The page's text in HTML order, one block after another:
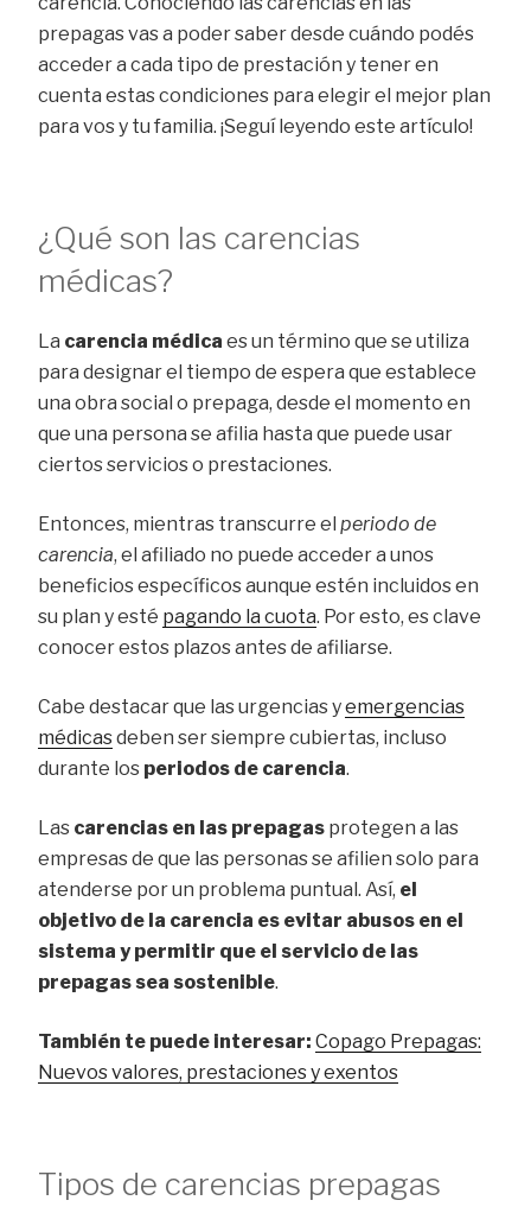
prepagas vas a poder saber desde cuándo podés
acceder a cada tipo de prestación y tener en
cuenta estas condiciones para elegir el mejor plan
para vos y tu familia. ¡Seguí leyendo este artículo!
¿Qué son las carencias
médicas?
La carencia médica es un término que se utiliza
para designar el tiempo de espera que establece
una obra social o prepaga, desde el momento en
que una persona se afilia hasta que puede usar
ciertos servicios o prestaciones.
Entonces, mientras transcurre el periodo de
carencia, el afiliado no puede acceder a unos
beneficios específicos aunque estén incluidos en
su plan y esté pagando la cuota. Por esto, es clave
conocer estos plazos antes de afiliarse.
Cabe destacar que las urgencias yemergencias
médicasdeben ser siempre cubiertas, incluso
durante los periodos de carencia.
Las carencias en las prepagas protegen a las
empresas de que las personas se afilien solo para
atenderse por un problema puntual. Así, el
objetivo de la carencia es evitar abusos en el
sistema y permitir que el servicio de las
prepagas sea sostenible.
También te puede interesar: Copago Prepagas:
Nuevos valores, prestaciones y exentos
Tipos de carencias prepagas